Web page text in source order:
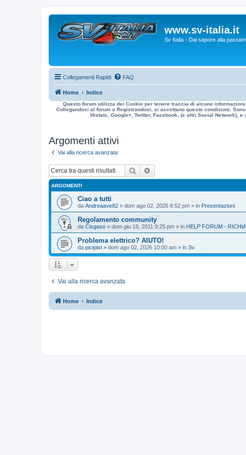
www.sv-italia.it
Sv Italia - Dai sapore alla
Collegamenti Rapidi FAQ
Home Indice
Questo forum utilizza dei Cookie per tenere traccia di alcune
Collegandosi al forum o Registrandosi, si accettano queste condizioni.
Histats, Google+, Twitter, Facebook, (e altri Social Network),
Argomenti attivi
Vai alla ricerca avanzata
Cerca
ARGOMENTI
Ciao a tutti
da Andreaave82 » dom ago 02, 2026 8:52 pm » in Presentazioni
Regolamento community
da Cisgaso » dom giu 19, 2011 9:25 pm » in HELP FORUM -
Problema elettrico? AIUTO!
da picipist » dom ago 02, 2026 10:00 am » in Sv
Vai alla ricerca avanzata
Home Indice